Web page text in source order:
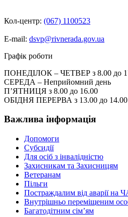
Кол-центр: (067) 1100523
E-mail: dsvp@rivnerada.gov.ua
Графік роботи
ПОНЕДІЛОК – ЧЕТВЕР з 8.00 до
СЕРЕДА – Неприйомний день
П’ЯТНИЦЯ з 8.00 до 16.00
ОБІДНЯ ПЕРЕРВА з 13.00 до 14.00
Важлива інформація
Допомоги
Субсидії
Для осіб з інвалідністю
Захисникам та Захисницям
Ветеранам
Пільги
Постраждалим від аварії на
Внутрішньо переміщеним
Багатодітним сім’ям